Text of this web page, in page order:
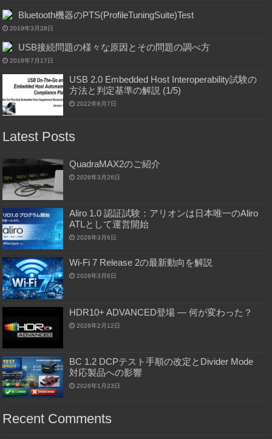
Bluetooth機器のPTS(ProfileTuningSuite)Test
2019年3月28日
USB接続問題の様々な原因とその問題の調べ方
2018年7月17日
USB 2.0 Embedded Host Interoperability試験の
方法と判定基準の解説 (1/5)
2022年6月7日
Latest Posts
QuadraMAX2のご紹介
2026年3月26日
Aliro 1.0 認証試験：アリオンは日本唯一のAliro
ATLとして運営開始
2026年3月6日
Wi-Fi 7 Release 2の最新動向を解説
2026年3月6日
HDR10+ ADVANCED登場 ― 何が変わった？
2026年2月12日
BC 1.2 DCPテスト手順の改定とDivider Mode
対応製品への影響
2026年1月23日
Recent Comments